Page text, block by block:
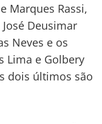
Marques Rassi,
Deusimar
Neves e os
Lima e Golbery
dois últimos são